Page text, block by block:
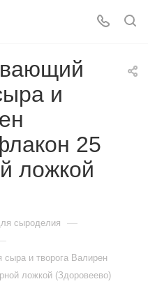
и
25
ложкой
сыроделия —
и творога Валирен
ложкой (Здоровеево)